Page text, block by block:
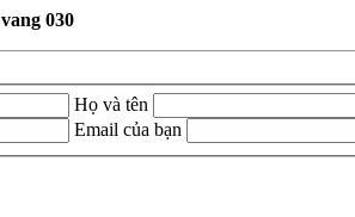
030
Họ và tên
Email của bạn